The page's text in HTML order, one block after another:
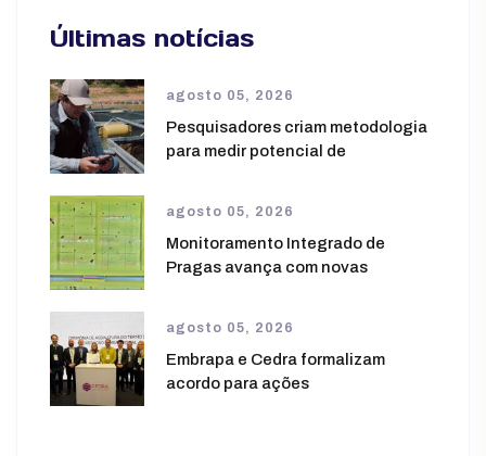
Últimas notícias
agosto 05, 2026
Pesquisadores criam metodologia
para medir potencial de
agosto 05, 2026
Monitoramento Integrado de
Pragas avança com novas
agosto 05, 2026
Embrapa e Cedra formalizam
acordo para ações